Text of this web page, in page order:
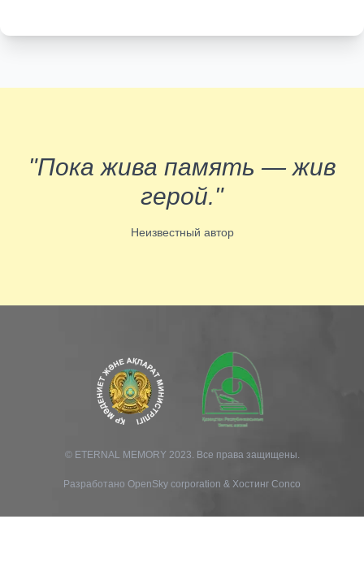
"Пока жива память — жив
герой."
Неизвестный автор
© ETERNAL MEMORY 2023. Все права защищены.
Разработано OpenSky corporation & Хостинг Conco